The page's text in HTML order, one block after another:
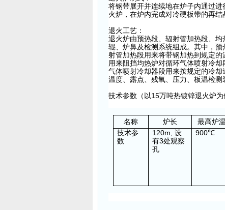
将钢带展开并连续地在炉子内通过
火炉，在炉内完成对冷硬板带的再结
退火工艺：
退火炉由预热段、辐射管加热段、
辊、炉鼻及检测系统组成。其中，
射管加热段用来将带钢加热到规定
用来阻挡均热炉对循环气体喷射冷
气体喷射冷却器段用来按规定的冷
温度、露点、残氧、压力、板温检测
技术参数（以15万吨热镀锌退火炉为
名称 炉长 最高炉温
技术参
数
120m, 设
有3处观察
孔
900℃